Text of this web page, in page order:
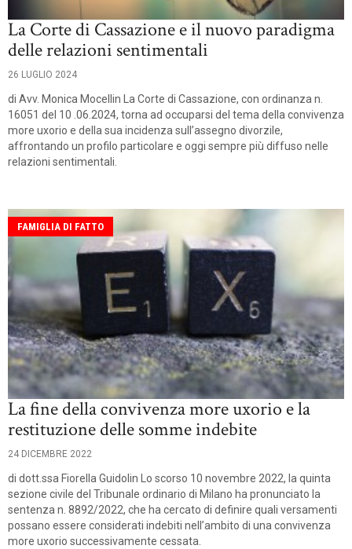
La Corte di Cassazione e il nuovo paradigma
delle relazioni sentimentali
26 LUGLIO 2024
di Avv. Monica Mocellin La Corte di Cassazione, con ordinanza n.
16051 del 10 .06.2024, torna ad occuparsi del tema della convivenza
more uxorio e della sua incidenza sull’assegno divorzile,
affrontando un profilo particolare e oggi sempre più diffuso nelle
relazioni sentimentali.
FAMIGLIA DI FATTO
La fine della convivenza more uxorio e la
restituzione delle somme indebite
24 DICEMBRE 2022
di dott.ssa Fiorella Guidolin Lo scorso 10 novembre 2022, la quinta
sezione civile del Tribunale ordinario di Milano ha pronunciato la
sentenza n. 8892/2022, che ha cercato di definire quali versamenti
possano essere considerati indebiti nell’ambito di una convivenza
more uxorio successivamente cessata.